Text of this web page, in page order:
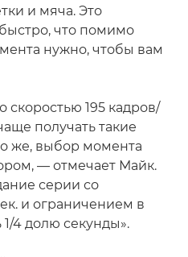
и мяча. Это
что помимо
нужно, чтобы вам
скоростью 195 кадров/
получать такие
же, выбор момента
— отмечает Майк.
серии со
и ограничением в
4 долю секунды».